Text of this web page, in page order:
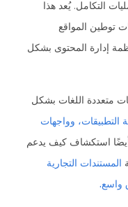
التكامل. يُعد هذا
توطين المواقع
إدارة المحتوى بشكل
متعددة اللغات بشكل
التطبيقات، وواجهات
استكشاف كيف يدعم
المستندات التجارية
واسع.